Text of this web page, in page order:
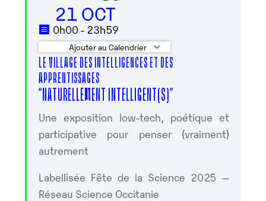
21 OCT
0h00 - 23h59
Ajouter au Calendrier
Télécharger ICS
LE VILLAGE DES INTELLIGENCES ET DES
APPRENTISSAGES
“NATURELLEMENT INTELLIGENT(S)”
Une exposition low-tech, poétique et
participative pour penser (vraiment)
autrement
Labellisée Fête de la Science 2025 —
Réseau Science Occitanie